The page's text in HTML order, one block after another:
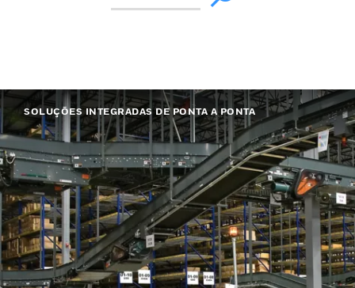
SOLUÇÕES INTEGRADAS DE PONTA A PONTA